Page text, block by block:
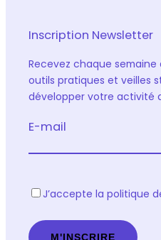
Inscription Newsletter
Recevez chaque
outils pratiques et veilles
développer votre activité
E-mail
R
P
J’accepte la politique